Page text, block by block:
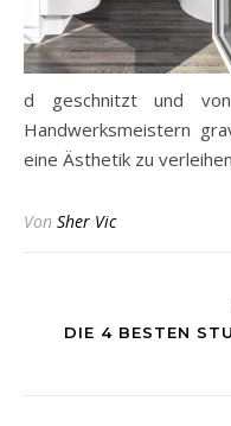
d geschnitzt und
Handwerksmeistern
eine Ästhetik zu
Von Sher Vic
DIE 4 BESTEN